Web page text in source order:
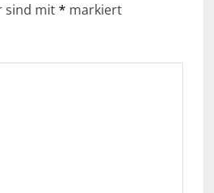
sind mit* markiert